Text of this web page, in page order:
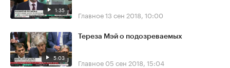
1:35 Главное13 сен 2018, 10:00
5:03
Тереза Мэй о подозреваемых
Главное 05 сен 2018, 15:04